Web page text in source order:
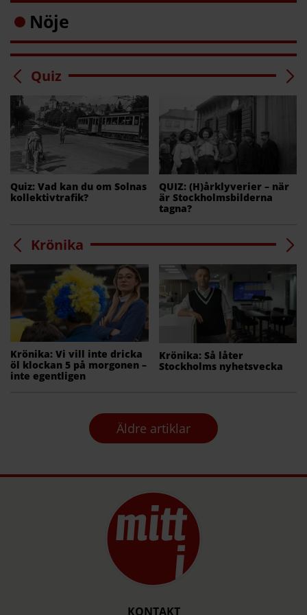
Nöje
Quiz
Quiz: Vad kan du om Solnas
kollektivtrafik?
QUIZ: (H)årklyverier – när
är Stockholmsbilderna
tagna?
Krönika
Krönika: Vi vill inte dricka
öl klockan 5 på morgonen –
inte egentligen
Krönika: Så låter
Stockholms nyhetsvecka
Äldre artiklar
KONTAKT